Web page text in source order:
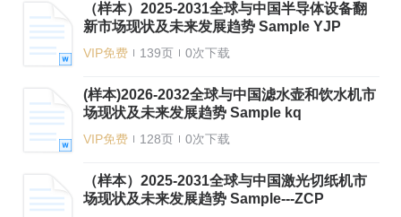
（样本）2025-2031全球与中国半导体设备翻
新市场现状及未来发展趋势 Sample YJP
VIP免费 139页 0次下载
(样本)2026-2032全球与中国滤水壶和饮水机市
场现状及未来发展趋势 Sample kq
VIP免费 128页 0次下载
（样本）2025-2031全球与中国激光切纸机市
场现状及未来发展趋势 Sample---ZCP